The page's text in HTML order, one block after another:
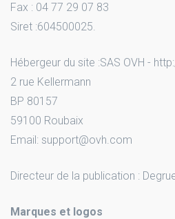
Fax : 04 77 29 07 83
Siret :604500025.
Hébergeur du site :SAS OVH -
2 rue Kellermann
BP 80157
59100 Roubaix
Email: support@ovh.com
Directeur de la publication :
Marques et logos